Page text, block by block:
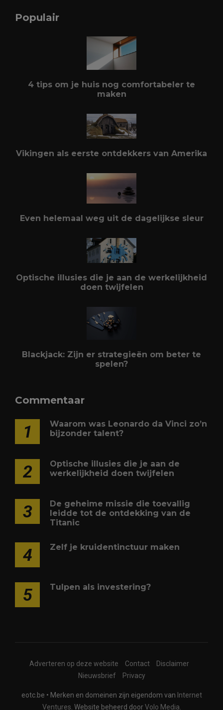
Populair
4 tips om je huis nog comfortabeler te
maken
Vikingen als eerste ontdekkers van Amerika
Even helemaal weg uit de dagelijkse sleur
Optische illusies die je aan de werkelijkheid
doen twijfelen
Blackjack: Zijn er strategieën om beter te
spelen?
Commentaar
1
Waarom was Leonardo da Vinci zo’n
bijzonder talent?
2
Optische illusies die je aan de
werkelijkheid doen twijfelen
3
De geheime missie die toevallig
leidde tot de ontdekking van de
Titanic
4 Zelf je kruidentinctuur maken
5 Tulpen als investering?
Adverteren op deze website Contact
Disclaimer
Nieuwsbrief
Privacy
eotc.be • Merken en domeinen zijn eigendom van Internet
Ventures. Website beheerd doorVolo Media.